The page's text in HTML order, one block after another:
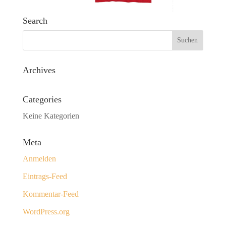
Search
Archives
Categories
Keine Kategorien
Meta
Anmelden
Eintrags-Feed
Kommentar-Feed
WordPress.org